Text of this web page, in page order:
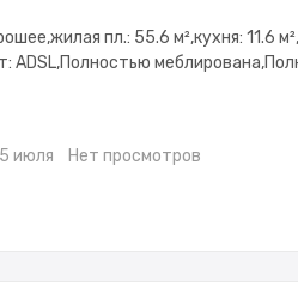
пл.: 55.6 м²,кухня: 11.6
ADSL,Полностью
Рядом охраняемая
двор,Кондиционер
июля Нет просмотров